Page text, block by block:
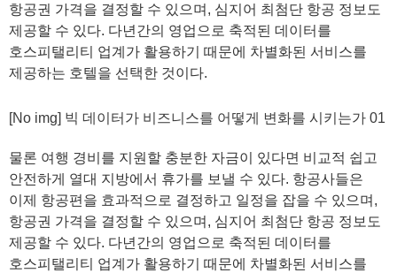
항공권 가격을 결정할 수 있으며, 심지어 최첨단 항공 정보도
제공할 수 있다. 다년간의 영업으로 축적된 데이터를
호스피탤리티 업계가 활용하기 때문에 차별화된 서비스를
제공하는 호텔을 선택한 것이다.
[No img] 빅 데이터가 비즈니스를 어떻게 변화를 시키는가 01
물론 여행 경비를 지원할 충분한 자금이 있다면 비교적 쉽고
안전하게 열대 지방에서 휴가를 보낼 수 있다. 항공사들은
이제 항공편을 효과적으로 결정하고 일정을 잡을 수 있으며,
항공권 가격을 결정할 수 있으며, 심지어 최첨단 항공 정보도
제공할 수 있다. 다년간의 영업으로 축적된 데이터를
호스피탤리티 업계가 활용하기 때문에 차별화된 서비스를